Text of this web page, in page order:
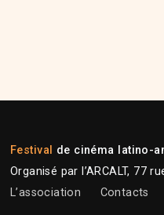
Festival de cinéma latino-
Organisé par l’ARCALT, 77
L’association
Contacts